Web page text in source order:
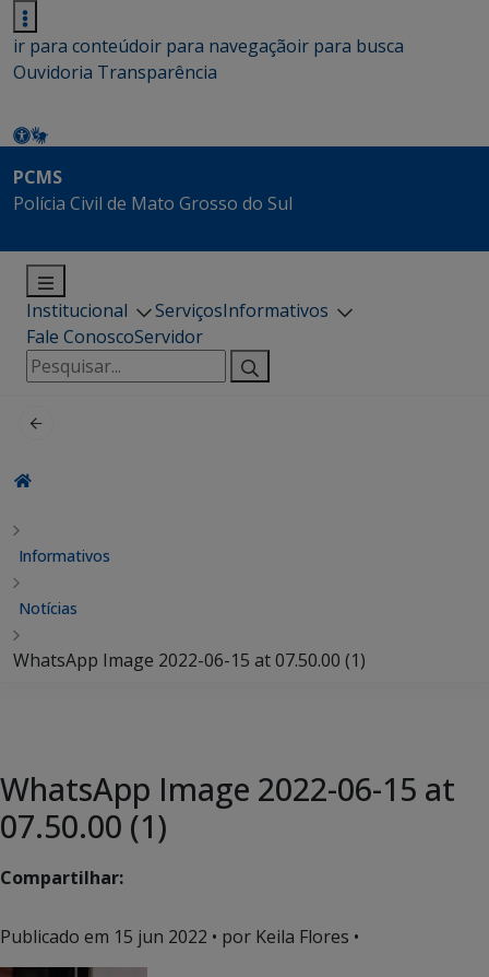
ir para conteúdoir para navegaçãoir para busca
Ouvidoria Transparência
PCMS
Polícia Civil de Mato Grosso do Sul
Institucional ServiçosInformativos
Fale ConoscoServidor
Pesquisar
por:
Informativos
Notícias
WhatsApp Image 2022-06-15 at 07.50.00 (1)
WhatsApp Image 2022-06-15 at
07.50.00 (1)
Compartilhar:
Publicado em 15 jun 2022 • por Keila Flores •